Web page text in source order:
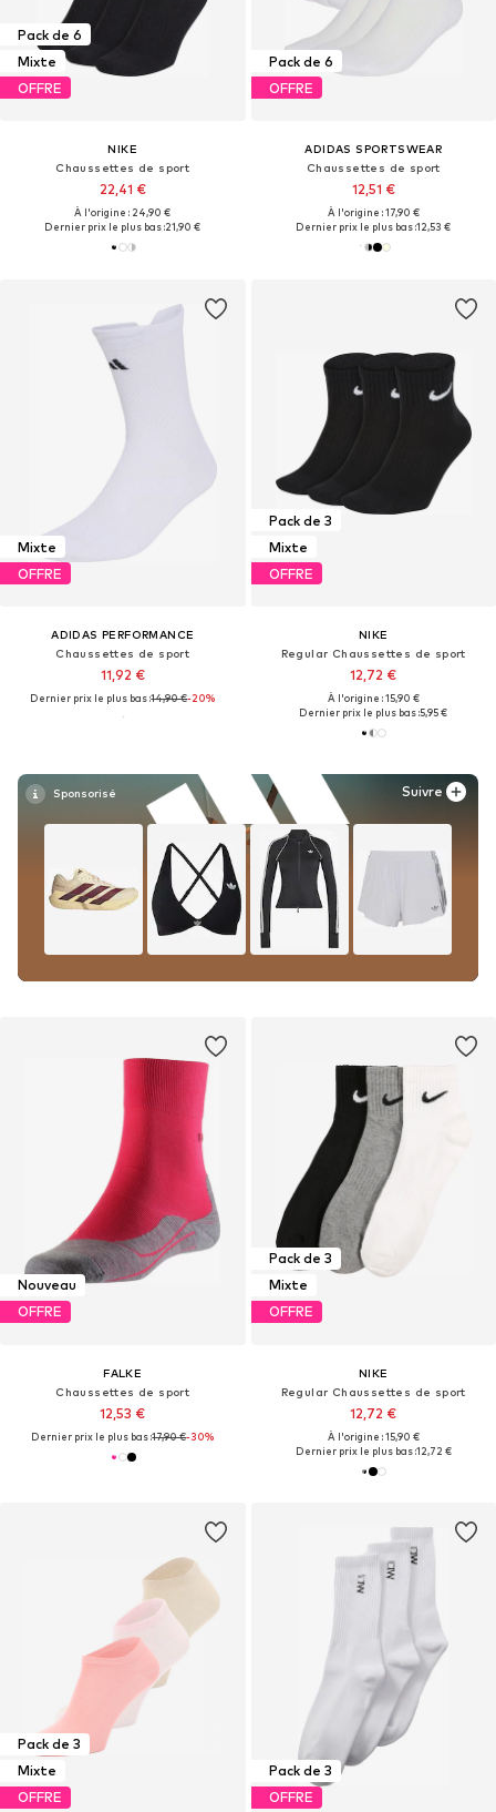
Pack de 6
Mixte
OFFRE
NIKE
Chaussettes de sport
22,41 €
À l'origine : 24,90 €
Dernier prix le plus bas :21,90 €
Pack de 6
OFFRE
ADIDAS SPORTSWEAR
Chaussettes de sport
12,51 €
À l'origine : 17,90 €
Dernier prix le plus bas :12,53 €
Mixte
OFFRE
ADIDAS PERFORMANCE
Chaussettes de sport
11,92 €
Dernier prix le plus bas :14,90 €-20%
Suivre
Pack de 3
Mixte
OFFRE
NIKE
Regular Chaussettes de sport
12,72 €
À l'origine : 15,90 €
Dernier prix le plus bas :5,95 €
Nouveau
OFFRE
FALKE
Chaussettes de sport
12,53 €
Dernier prix le plus bas :17,90 €-30%
Pack de 3
Mixte
OFFRE
NIKE
Regular Chaussettes de sport
12,72 €
À l'origine : 15,90 €
Dernier prix le plus bas :12,72 €
Pack de 3
Mixte
OFFRE
Pack de 3
OFFRE